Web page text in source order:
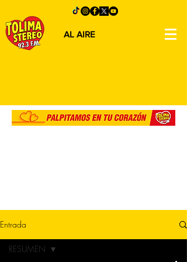
AL AIRE
Entrada
RESUMEN